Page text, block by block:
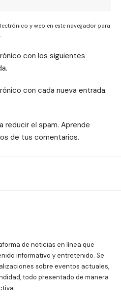
y web en este navegador para
con los siguientes
con cada nueva entrada.
reducir el spam. Aprende
de tus comentarios.
de noticias en línea que
informativo y entretenido. Se
sobre eventos actuales,
todo presentado de manera